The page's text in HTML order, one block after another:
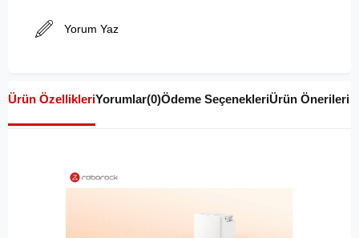
Yorum Yaz
Ürün ÖzellikleriYorumlar(0)Ödeme SeçenekleriÜrün Önerileri